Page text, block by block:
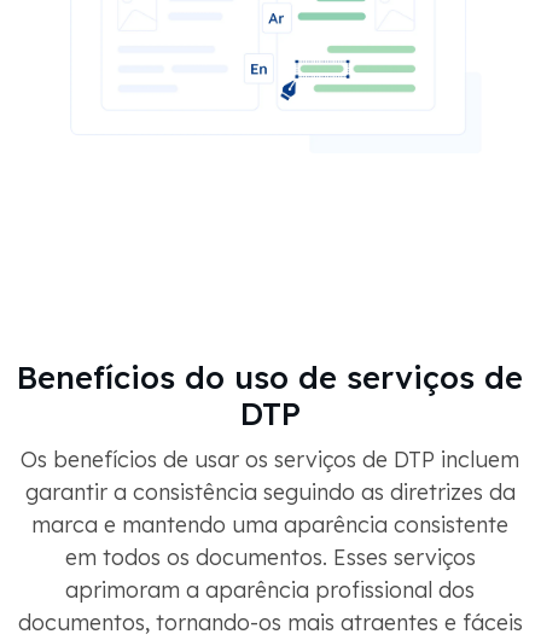
Benefícios do uso de serviços de
DTP
Os benefícios de usar os serviços de DTP incluem
garantir a consistência seguindo as diretrizes da
marca e mantendo uma aparência consistente
em todos os documentos. Esses serviços
aprimoram a aparência profissional dos
documentos, tornando-os mais atraentes e fáceis